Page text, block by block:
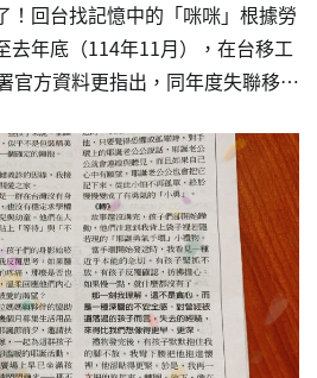
！回台找記憶中的「咪咪」根據勞
去年底（114年11月），在台移工
官方資料更指出，同年度失聯移工
與人權的邊緣掙扎。近日，一位十
形兒童」之一的美美（化名），重
複雜的生命印記：東南亞移工的混
移工子女、HIV 垂直感染者，更是
的孤兒。這場跨越世代的重聚，是
多年，匯聚民間力量接手人道救
。十四年前，美美的故事從一場絕